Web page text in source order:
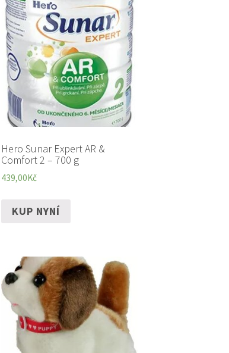
Hero Sunar Expert AR &
Comfort 2 – 700 g
439,00Kč
KUP NYNÍ